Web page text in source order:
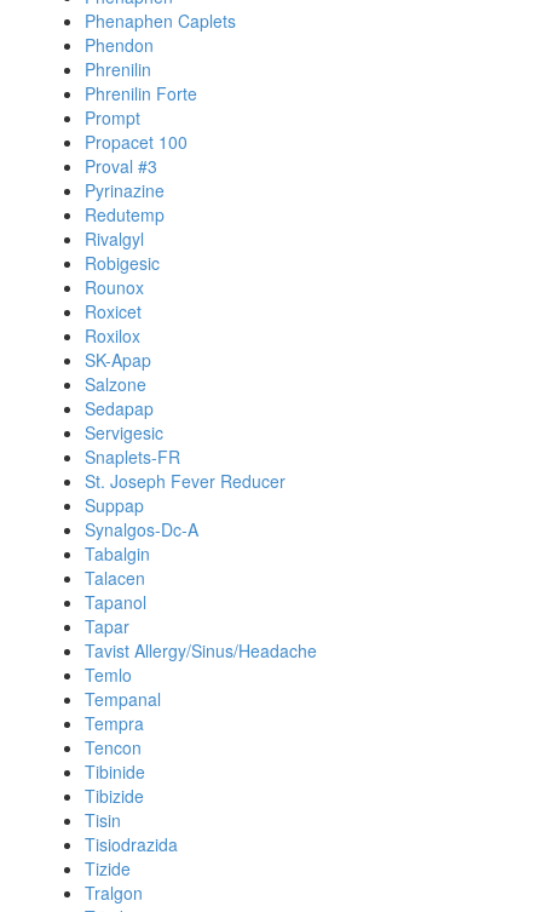
Phenaphen Caplets
Phendon
Phrenilin
Phrenilin Forte
Prompt
Propacet 100
Proval #3
Pyrinazine
Redutemp
Rivalgyl
Robigesic
Rounox
Roxicet
Roxilox
SK-Apap
Salzone
Sedapap
Servigesic
Snaplets-FR
St. Joseph Fever Reducer
Suppap
Synalgos-Dc-A
Tabalgin
Talacen
Tapanol
Tapar
Tavist Allergy/Sinus/Headache
Temlo
Tempanal
Tempra
Tencon
Tibinide
Tibizide
Tisin
Tisiodrazida
Tizide
Tralgon